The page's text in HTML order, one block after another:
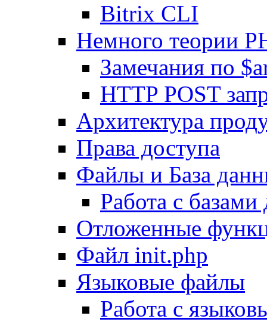
Bitrix CLI
Немного теории
Замечания по
HTTP POST
Архитектура
Права доступа
Файлы и База
Работа с
Отложенные
Файл init.php
Языковые файлы
Работа с